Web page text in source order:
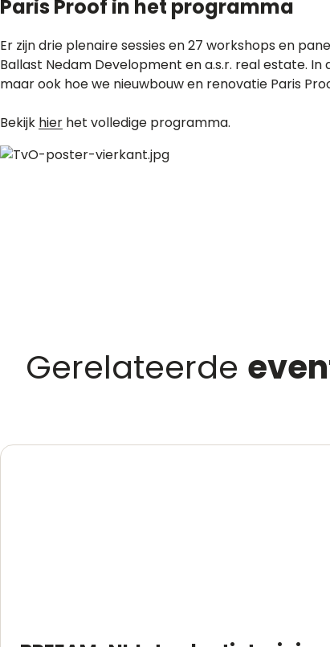
Paris Proof in het programma
Er zijn drie plenaire sessies en 27 workshops en
Ballast Nedam Development en a.s.r. real estate.
maar ook hoe we nieuwbouw en renovatie Paris
Bekijk hier het volledige programma.
Gerelateerde